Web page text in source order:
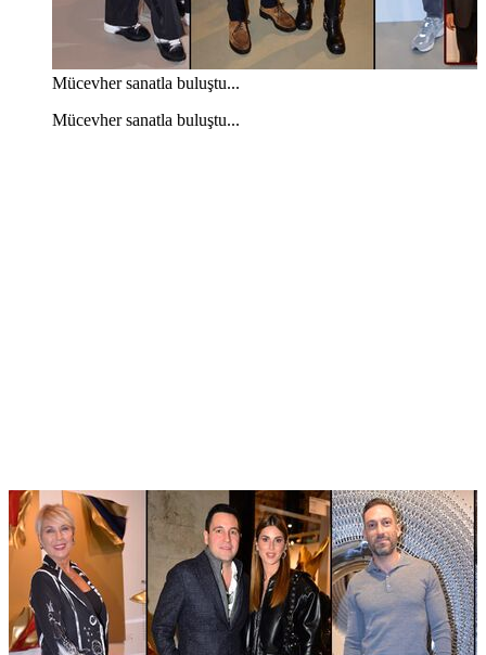
Mücevher sanatla buluştu...
Mücevher sanatla buluştu...